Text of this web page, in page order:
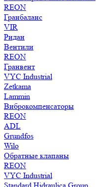
REON
Гранбаланс
VIR
Ридан
Вентили
REON
Гранвент
VYC Industrial
Zetkama
Lammin
Виброкомпенсаторы
REON
ADL
Grundfos
Wilo
Обратные клапаны
REON
VYC Industrial